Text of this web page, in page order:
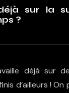
sur la
?
déjà sur
d’ailleurs ! On